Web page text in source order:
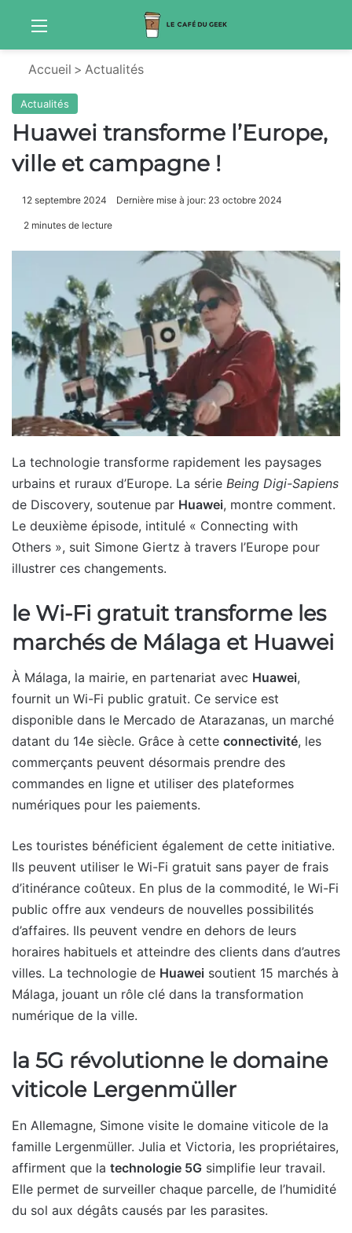
Menu
Accueil > Actualités
Actualités
Huawei transforme l’Europe,
ville et campagne !
12 septembre 2024 Dernière mise à jour: 23 octobre 2024
2 minutes de lecture
La technologie transforme rapidement les paysages
urbains et ruraux d’Europe. La série Being Digi-Sapiens
de Discovery, soutenue par Huawei, montre comment.
Le deuxième épisode, intitulé « Connecting with
Others », suit Simone Giertz à travers l’Europe pour
illustrer ces changements.
le Wi-Fi gratuit transforme les
marchés de Málaga et Huawei
À Málaga, la mairie, en partenariat avec Huawei,
fournit un Wi-Fi public gratuit. Ce service est
disponible dans le Mercado de Atarazanas, un marché
datant du 14e siècle. Grâce à cette connectivité, les
commerçants peuvent désormais prendre des
commandes en ligne et utiliser des plateformes
numériques pour les paiements.
Les touristes bénéficient également de cette initiative.
Ils peuvent utiliser le Wi-Fi gratuit sans payer de frais
d’itinérance coûteux. En plus de la commodité, le Wi-Fi
public offre aux vendeurs de nouvelles possibilités
d’affaires. Ils peuvent vendre en dehors de leurs
horaires habituels et atteindre des clients dans d’autres
villes. La technologie de Huawei soutient 15 marchés à
Málaga, jouant un rôle clé dans la transformation
numérique de la ville.
la 5G révolutionne le domaine
viticole Lergenmüller
En Allemagne, Simone visite le domaine viticole de la
famille Lergenmüller. Julia et Victoria, les propriétaires,
affirment que la technologie 5G simplifie leur travail.
Elle permet de surveiller chaque parcelle, de l’humidité
du sol aux dégâts causés par les parasites.